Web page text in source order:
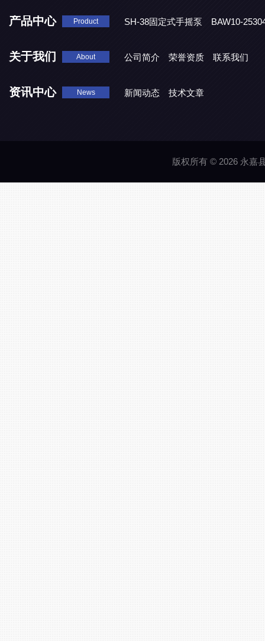
产品中心 Product SH-38固定式手摇泵
BAW10-
关于我们 About 公司简介 荣誉资质 联系我们
资讯中心 News 新闻动态 技术文章
版权所有 © 2026 永嘉